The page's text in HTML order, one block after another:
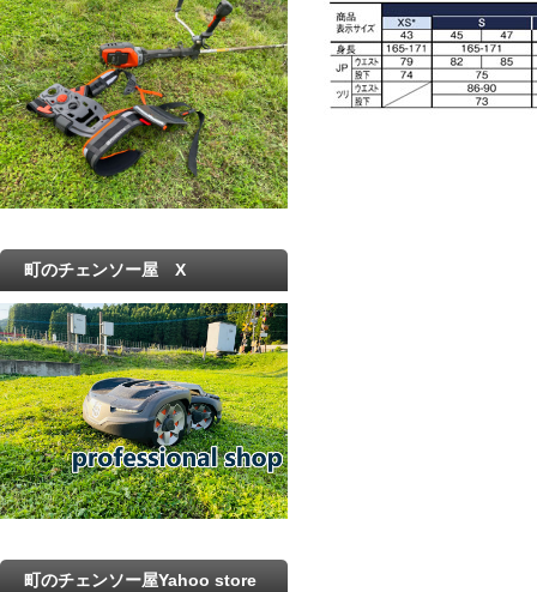
町のチェンソー屋 X
町のチェンソー屋Yahoo store